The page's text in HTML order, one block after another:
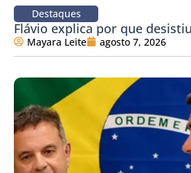
Destaques
Flávio explica por que
Mayara Leite agosto 7, 2026